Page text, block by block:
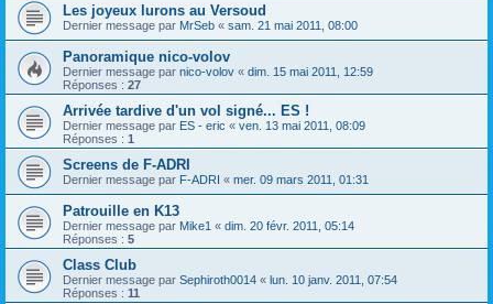
Les joyeux lurons au Versoud
Dernier message par MrSeb « sam. 21 mai 2011, 08:00
Panoramique nico-volov
Dernier message par nico-volov « dim. 15 mai 2011, 12:59
Réponses : 27
Arrivée tardive d'un vol signé... ES !
Dernier message par ES - eric « ven. 13 mai 2011, 08:09
Réponses : 1
Screens de F-ADRI
Dernier message par F-ADRI « mer. 09 mars 2011, 01:31
Patrouille en K13
Dernier message par Mike1 « dim. 20 févr. 2011, 05:14
Réponses : 5
Class Club
Dernier message par Sephiroth0014 « lun. 10 janv. 2011, 07:54
Réponses : 11